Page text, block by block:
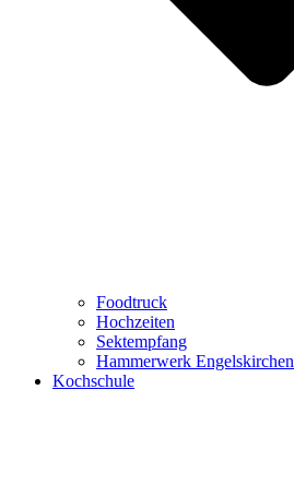
Foodtruck
Hochzeiten
Sektempfang
Hammerwerk Engelskirchen
Kochschule